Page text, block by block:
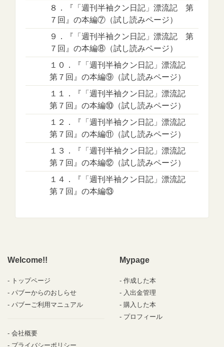
８．『「週刊半袖クン日記」漂流記 第
７回』の本編⑦（試し読みページ）
９．『「週刊半袖クン日記」漂流記 第
７回』の本編⑧（試し読みページ）
１０．『「週刊半袖クン日記」漂流記
第７回』の本編⑨（試し読みページ）
１１．『「週刊半袖クン日記」漂流記
第７回』の本編⑩（試し読みページ）
１２．『「週刊半袖クン日記」漂流記
第７回』の本編⑪（試し読みページ）
１３．『「週刊半袖クン日記」漂流記
第７回』の本編⑫（試し読みページ）
１４．『「週刊半袖クン日記」漂流記
第７回』の本編⑬
Welcome!!
トップページ
パブーからのおしらせ
パブーご利用マニュアル
会社概要
プライバシーポリシー
Mypage
作成した本
入出金管理
購入した本
プロフィール